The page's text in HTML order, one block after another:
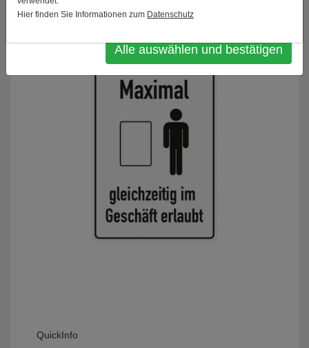
QuickInfo
Auswahl bestätigen
Alle auswählen und bestätigen
Hier finden Sie Informationen zum Datenschutz